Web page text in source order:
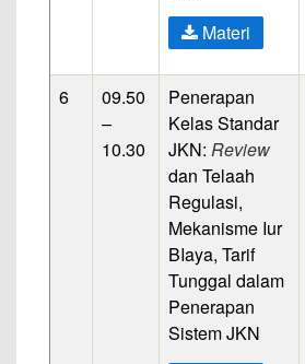
Materi
6
09.50
–
10.30
Penerapan
Kelas Standar
JKN: Review
dan Telaah
Regulasi,
Mekanisme Iur
BIaya, Tarif
Tunggal dalam
Penerapan
Sistem JKN